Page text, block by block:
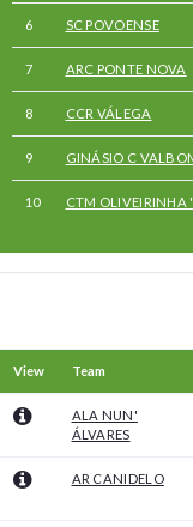
6 SC POVOENSE
7 ARC PONTE NOVA
8 CCR VÁLEGA
9 GINÁSIO C
10 CTM OLIVEIRINHA
View Team
ALA NUN'
ÁLVARES
AR CANIDELO